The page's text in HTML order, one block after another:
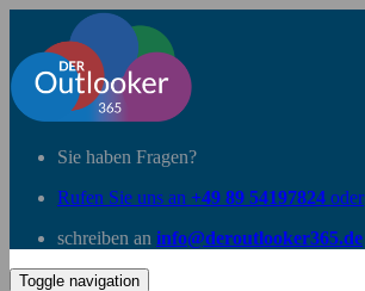
Sie haben Fragen?
Rufen Sie uns an +49 89 54197824 oder
schreiben an info@deroutlooker365.de
Toggle navigation